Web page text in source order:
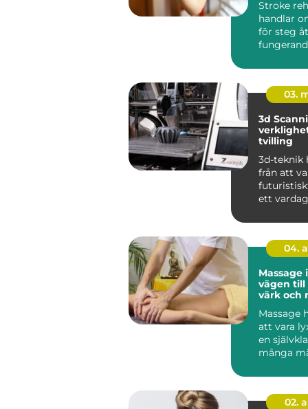
Stroke
handlar
för steg
03.
3d Scanning
tvilling
3d-teknik
från att
ett
04.
Massage
vägen
värk och
Massage
att vara
en
många
02.